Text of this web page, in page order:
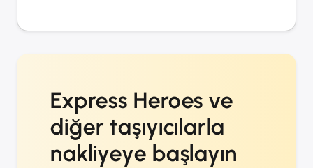
Express Heroes ve
diğer taşıyıcılarla
nakliyeye başlayın